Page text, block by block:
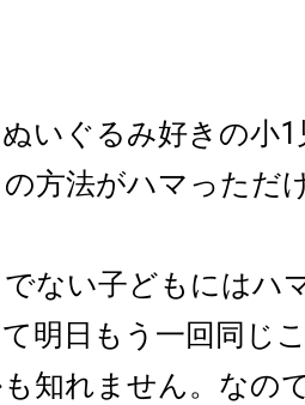
いぐるみ好きの小
方法がハマっただ
ない子どもにはハ
明日もう一回同じ
知れません。なの